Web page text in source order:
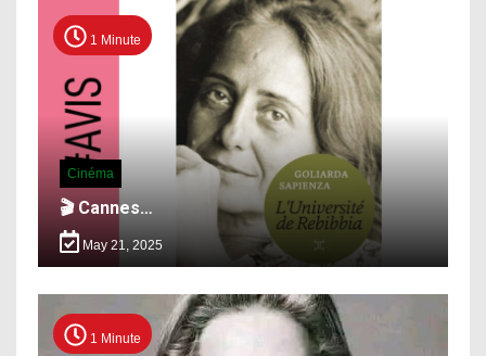
1 Minute
Cinéma
🎬 Cannes…
May 21, 2025
1 Minute